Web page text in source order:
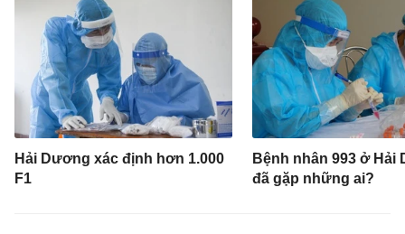
Hải Dương xác định hơn 1.000
F1
Bệnh nhân 993 ở Hải
đã gặp những ai?